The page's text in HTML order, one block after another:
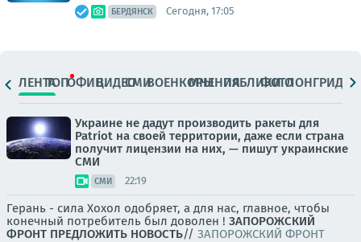
БЕРДЯНСК Сегодня, 17:05
ЛЕНТАТОПОФИЦ.ВИДЕОСМИВОЕНКОРЫМНЕНИЯПАБЛИКИ
ФОТОЛОНГРИДЫ
Украине не дадут производить ракеты для
Patriot на своей территории, даже если страна
получит лицензии на них, — пишут украинские
СМИ
СМИ 22:19
Герань - сила Хохол одобряет, а для нас, главное, чтобы
конечный потребитель был доволен ! ЗАПОРОЖСКИЙ
ФРОНТ ПРЕДЛОЖИТЬ НОВОСТЬ// ЗАПОРОЖСКИЙ ФРОНТ